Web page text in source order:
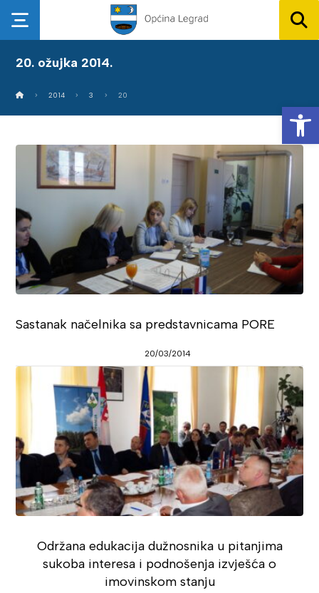
20. ožujka 2014.
2014 3 20
Sastanak načelnika sa predstavnicama PORE
20/03/2014
Održana edukacija dužnosnika u pitanjima
sukoba interesa i podnošenja izvješća o
imovinskom stanju